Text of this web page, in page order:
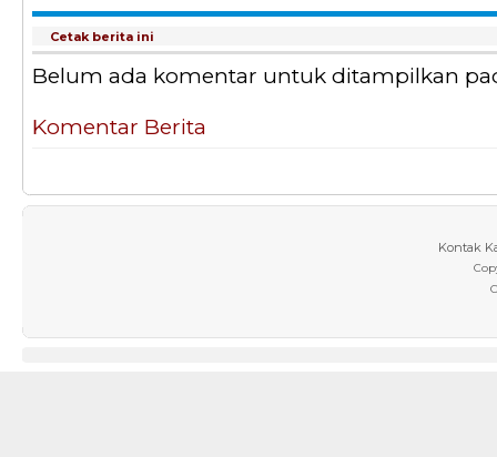
Cetak berita ini
Belum ada komentar untuk ditampilkan
Komentar Berita
Kontak